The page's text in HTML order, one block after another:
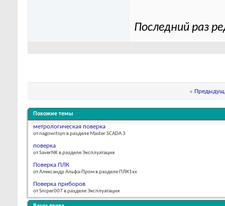
Последний раз
«
Похожие темы
метрологическая поверка
от nagowitsyn в разделе Master SCADA 3
поверка
от SaverNK в разделе Эксплуатация
Поверка ПЛК
от Александр Альфа-Пром в разделе ПЛК1хх
Поверка приборов
от Sniper007 в разделе Эксплуатация